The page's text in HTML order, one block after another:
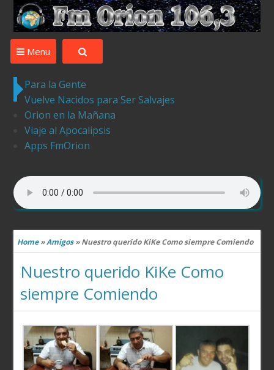
Desde Ledesma para el Mundo la mejor musica ,tu
Menu
Para la Gente
Vuelve Nacidos para Ser Salvajes
Orion en la Mañana
Viaje al Apocalipsis
Apps FmOrion
Home»Amigos»Nuestro querido KiKe Como siempre Comiendo
Nuestro querido KiKe Como
siempre Comiendo